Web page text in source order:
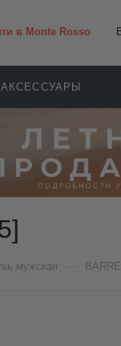
в Monte Rosso
АКСЕССУАРЫ
мужская